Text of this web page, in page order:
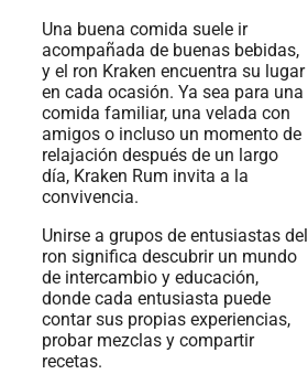
Una buena comida suele ir
acompañada de buenas bebidas,
y el ron Kraken encuentra su lugar
en cada ocasión. Ya sea para una
comida familiar, una velada con
amigos o incluso un momento de
relajación después de un largo
día, Kraken Rum invita a la
convivencia.
Unirse a grupos de entusiastas del
ron significa descubrir un mundo
de intercambio y educación,
donde cada entusiasta puede
contar sus propias experiencias,
probar mezclas y compartir
recetas.